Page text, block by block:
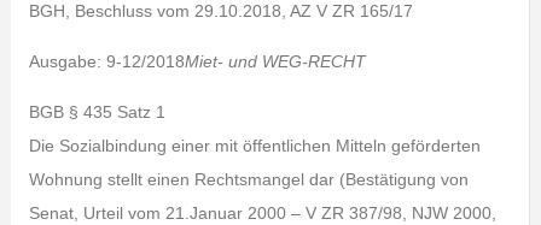
BGH, Beschluss vom 29.10.2018, AZ V ZR 165/17
Ausgabe: 9-12/2018Miet- und WEG-RECHT
BGB § 435 Satz 1
Die Sozialbindung einer mit öffentlichen Mitteln geförderten
Wohnung stellt einen Rechtsmangel dar (Bestätigung von
Senat, Urteil vom 21.Januar 2000 – V ZR 387/98, NJW 2000,